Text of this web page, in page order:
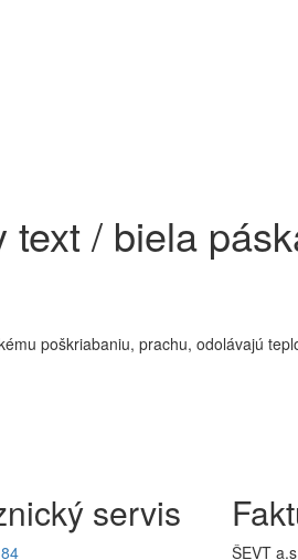
/ biela
poškriabaniu, prachu, odolávajú
servis
ŠEVT